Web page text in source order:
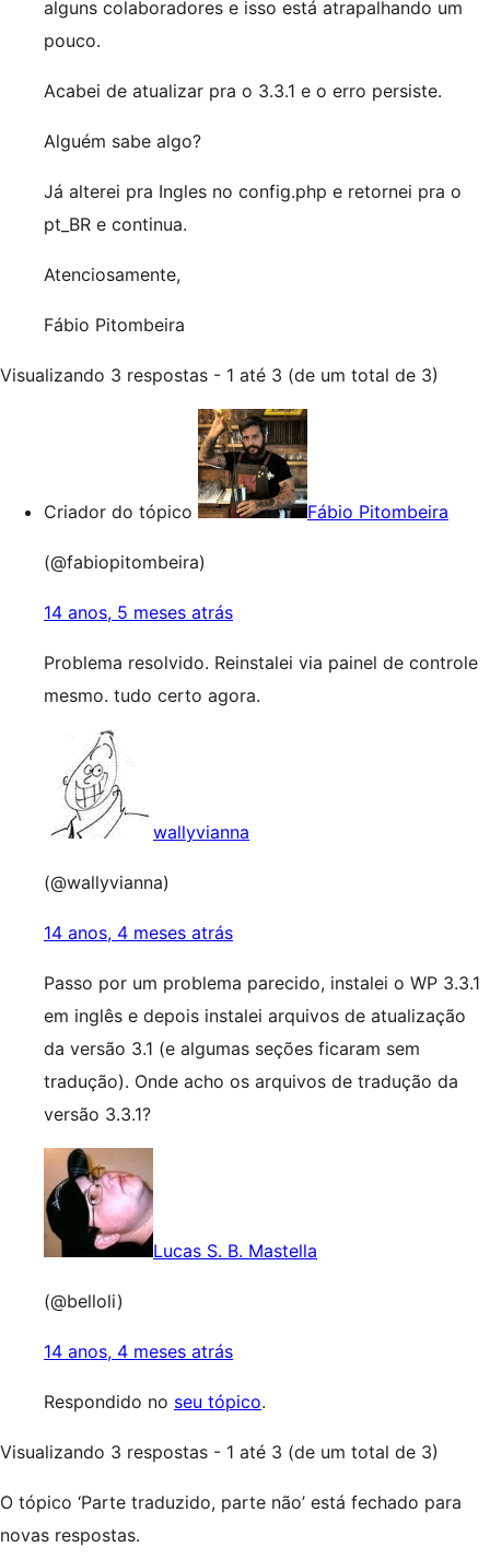
alguns colaboradores e isso está atrapalhando um
pouco.
Acabei de atualizar pra o 3.3.1 e o erro persiste.
Alguém sabe algo?
Já alterei pra Ingles no config.php e retornei pra o
pt_BR e continua.
Atenciosamente,
Fábio Pitombeira
Visualizando 3 respostas - 1 até 3 (de um total de 3)
Criador do tópico Fábio Pitombeira
(@fabiopitombeira)
14 anos, 5 meses atrás
Problema resolvido. Reinstalei via painel de controle
mesmo. tudo certo agora.
wallyvianna
(@wallyvianna)
14 anos, 4 meses atrás
Passo por um problema parecido, instalei o WP 3.3.1
em inglês e depois instalei arquivos de atualização
da versão 3.1 (e algumas seções ficaram sem
tradução). Onde acho os arquivos de tradução da
versão 3.3.1?
Lucas S. B. Mastella
(@belloli)
14 anos, 4 meses atrás
Respondido no seu tópico.
Visualizando 3 respostas - 1 até 3 (de um total de 3)
O tópico ‘Parte traduzido, parte não’ está fechado para
novas respostas.